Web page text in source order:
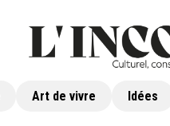
Art de vivre Idées